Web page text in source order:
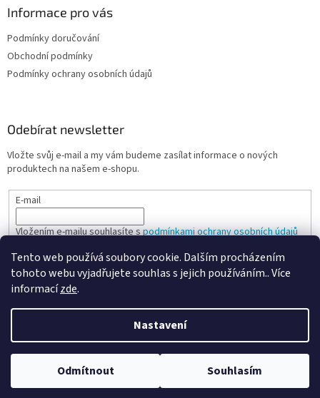
Tento web používá soubory cookie. Dalším procházením
tohoto webu vyjadřujete souhlas s jejich používáním.. Více
informacízde.
Nastavení
Odmítnout Souhlasím
Informace pro vás
Podmínky doručování
Obchodní podmínky
Podmínky ochrany osobních údajů
Odebírat newsletter
Vložte svůj e-mail a my vám budeme zasílat informace o nových
produktech na našem e-shopu.
E-mail
Vložením e-mailu souhlasíte spodmínkami ochrany osobních údajů
PŘIHLÁSIT SE
Vytvořil Shoptet
Copyright 2026Spokojená kancelář . Všechna práva vyhrazena.